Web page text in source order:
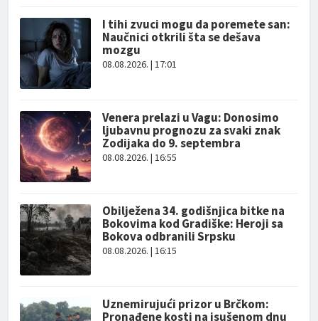
I tihi zvuci mogu da poremete san:
Naučnici otkrili šta se dešava
mozgu
08.08.2026. | 17:01
Venera prelazi u Vagu: Donosimo
ljubavnu prognozu za svaki znak
Zodijaka do 9. septembra
08.08.2026. | 16:55
Obilježena 34. godišnjica bitke na
Bokovima kod Gradiške: Heroji sa
Bokova odbranili Srpsku
08.08.2026. | 16:15
Uznemirujući prizor u Brčkom:
Pronađene kosti na isušenom dnu